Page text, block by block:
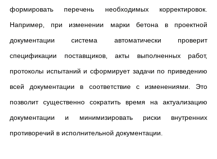
формировать перечень необходимых корректировок.
Например, при изменении марки бетона в проектной
документации система автоматически проверит
спецификации поставщиков, акты выполненных работ,
протоколы испытаний и сформирует задачи по приведению
всей документации в соответствие с изменениями. Это
позволит существенно сократить время на актуализацию
документации и минимизировать риски внутренних
противоречий в исполнительной документации.